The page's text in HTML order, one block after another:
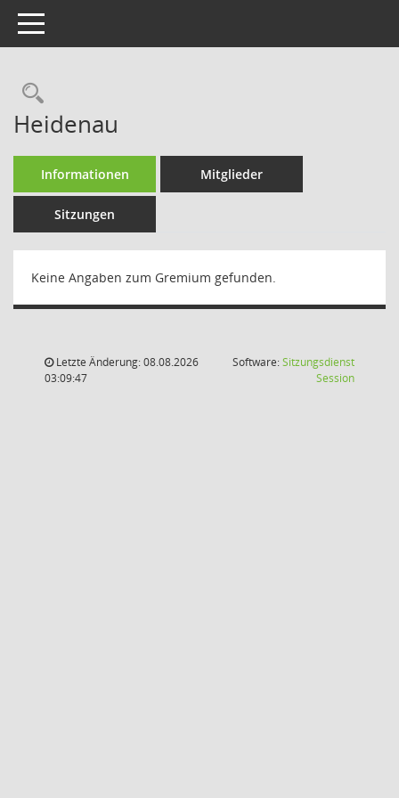
Toggle navigation
Rechercheauswahl
Heidenau
Informationen Mitglieder
Sitzungen
Keine Angaben zum Gremium gefunden.
Letzte Änderung: 08.08.2026
03:09:47
Software:Sitzungsdienst
Session(Wird in